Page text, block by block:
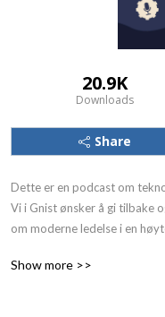
20.9K
Downloads
Share
Dette er en podcast om
Vi i Gnist ønsker å gi tilbake
om moderne ledelse i en
https://www.youtube.com/
Show more >>